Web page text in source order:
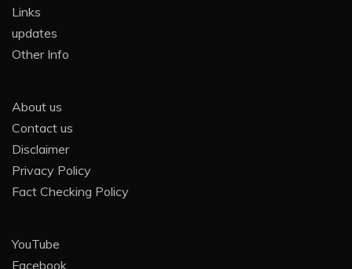
Links
updates
Other Info
About us
Contact us
Disclaimer
Privacy Policy
Fact Checking Policy
YouTube
Facebook